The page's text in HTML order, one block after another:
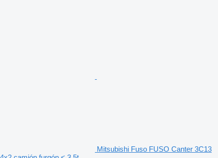
Mitsubishi Fuso FUSO Canter 3C13